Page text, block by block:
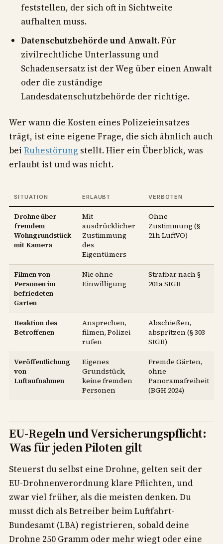
feststellen, der sich oft in Sichtweite
aufhalten muss.
Datenschutzbehörde und Anwalt.Für
zivilrechtliche Unterlassung und
Schadensersatz ist der Weg über einen Anwalt
oder die zuständige
Landesdatenschutzbehörde der richtige.
Wer wann die Kosten eines Polizeieinsatzes
trägt, ist eine eigene Frage, die sich ähnlich auch
bei Ruhestörung stellt. Hier ein Überblick, was
erlaubt ist und was nicht.
SITUATION ERLAUBT VERBOTEN
Drohne über
fremdem
Wohngrundstück
mit Kamera
Mit
ausdrücklicher
Zustimmung
des
Eigentümers
Ohne
Zustimmung (§
21h LuftVO)
Filmen von
Personen im
befriedeten
Garten
Nie ohne
Einwilligung
Strafbar nach §
201a StGB
Reaktion des
Betroffenen
Ansprechen,
filmen, Polizei
rufen
Abschießen,
abspritzen (§ 303
StGB)
Veröffentlichung
von
Luftaufnahmen
Eigenes
Grundstück,
keine fremden
Personen
Fremde Gärten,
ohne
Panoramafreiheit
(BGH 2024)
EU-Regeln und Versicherungspflicht:
Was für jeden Piloten gilt
Steuerst du selbst eine Drohne, gelten seit der
EU-Drohnenverordnung klare Pflichten, und
zwar viel früher, als die meisten denken. Du
musst dich als Betreiber beim Luftfahrt-
Bundesamt (LBA) registrieren, sobald deine
Drohne 250 Gramm oder mehr wiegt oder eine